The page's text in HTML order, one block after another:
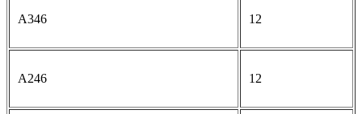
A346 12
A246 12